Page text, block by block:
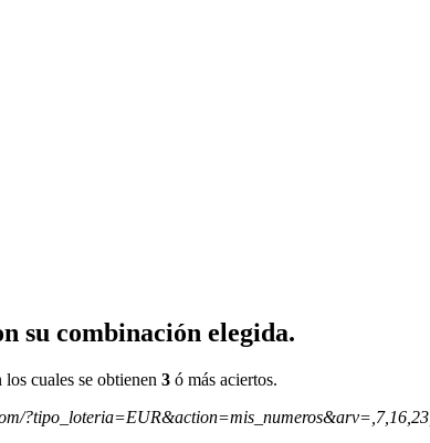
su combinación elegida.
los cuales se obtienen 3 ó más aciertos.